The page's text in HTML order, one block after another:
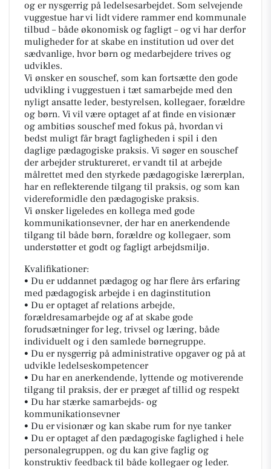
og er nysgerrig på ledelsesarbejdet. Som selvejende
vuggestue har vi lidt videre rammer end kommunale
tilbud – både økonomisk og fagligt – og vi har derfor
muligheder for at skabe en institution ud over det
sædvanlige, hvor børn og medarbejdere trives og
udvikles.
Vi ønsker en souschef, som kan fortsætte den gode
udvikling i vuggestuen i tæt samarbejde med den
nyligt ansatte leder, bestyrelsen, kollegaer, forældre
og børn. Vi vil være optaget af at finde en visionær
og ambitiøs souschef med fokus på, hvordan vi
bedst muligt får bragt fagligheden i spil i den
daglige pædagogiske praksis. Vi søger en souschef
der arbejder struktureret, er vandt til at arbejde
målrettet med den styrkede pædagogiske lærerplan,
har en reflekterende tilgang til praksis, og som kan
videreformidle den pædagogiske praksis.
Vi ønsker ligeledes en kollega med gode
kommunikationsevner, der har en anerkendende
tilgang til både børn, forældre og kollegaer, som
understøtter et godt og fagligt arbejdsmiljø.
Kvalifikationer:
• Du er uddannet pædagog og har flere års erfaring
med pædagogisk arbejde i en daginstitution
• Du er optaget af relations arbejde,
forældresamarbejde og af at skabe gode
forudsætninger for leg, trivsel og læring, både
individuelt og i den samlede børnegruppe.
• Du er nysgerrig på administrative opgaver og på at
udvikle ledelseskompetencer
• Du har en anerkendende, lyttende og motiverende
tilgang til praksis, der er præget af tillid og respekt
• Du har stærke samarbejds- og
kommunikationsevner
• Du er visionær og kan skabe rum for nye tanker
• Du er optaget af den pædagogiske faglighed i hele
personalegruppen, og du kan give faglig og
konstruktiv feedback til både kollegaer og leder.